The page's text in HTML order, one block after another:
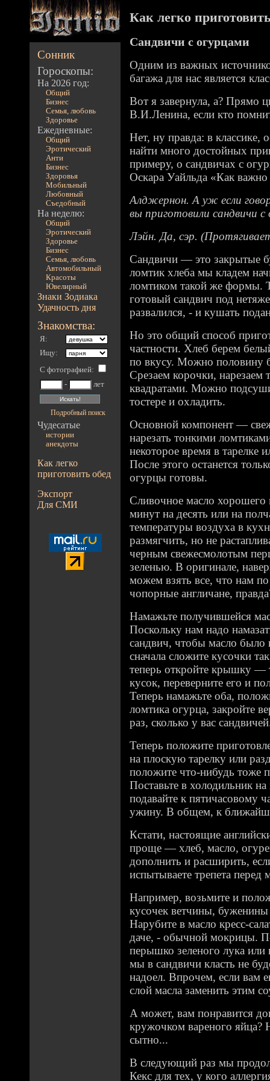
Сонник
Гороскопы:
На 2026 год:
Общий
Бизнес
Семья, любовь
Здоровье
Ежедневные:
Общий
Эротический
Анти
Бизнес
Здоровья
Мобильный
Любовный
Съедобный
На неделю:
Общий
Эротический
Здоровье
Бизнес
Семья, любовь
Автомобильный
Красоты
Ювелирный
Знаки Зодиака
Удачность дня
Знакомства:
Я:
Ищу:
С фотографией:
-
лет
Подробный поиск
Чудесатые
истории
анекдоты
Как легко
приготовить обед
Экспорт
Для СМИ
Как легко
Сандвичи с огурцами
Одним из важных
багажа для нас является
Вот я завернула, а? Прямо
В.И.Ленина, если кто
Нет, ну правда: в
найти много достойных
примеру, о сандвичах с
Оскара Уайльда «Как
Алджернон. А уж если
вы приготовили сандвичи с
Лэйн. Да, сэр.
Сандвичи — это закрытые
ломтик хлеба мы кладем
ломтиком такой же формы.
готовый сандвич под
развалился, - и кушать
Но это общий способ
частности. Хлеб берем
по вкусу. Можно половину
Срезаем корочки, нарезаем
квадратами. Можно
тостере и охладить.
Основной компонент —
нарезать тонкими
некоторое время в тарелке
После этого останется
огурцы готовы.
Сливочное масло хорошего
минут на десять или на
температуры воздуха в
размягчить, но не
черным свежесмолотым
зеленью. В оригинале,
можем взять все, что нам
чопорные англичане,
Намажьте получившейся
Поскольку нам надо
сандвич, чтобы масло было
сначала сложите кусочки
теперь откройте крышку —
кусок, переверните его и
Теперь намажьте оба,
ломтика огурца, закройте
раз, сколько у вас
Теперь положите
на плоскую тарелку или
положите что-нибудь тоже
Поставьте в холодильник
подавайте к пятичасовому
ужину. В общем, к
Кстати, настоящие
проще — хлеб, масло,
дополнить и расширить,
испытываете трепета
Например, возьмите и
кусочек ветчины,
Нарубите в масло кресс-
даче, - обычной мокрицы.
перышко зеленого лука
мы в сандвичи класть не
надоел. Впрочем, если вам
слой масла заменить этим
А может, вам понравится
кружочком вареного яйца?
сытно...
В следующий раз мы
Кекс для тех, у кого